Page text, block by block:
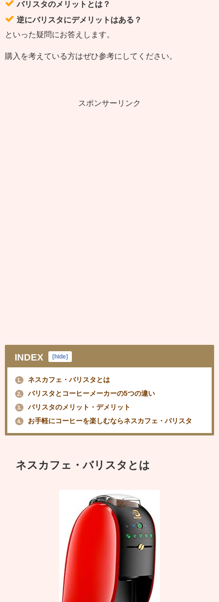
バリスタのメリットとは？
逆にバリスタにデメリットはある？
といった疑問にお答えします。
購入を考えている方はぜひ参考にしてください。
スポンサーリンク
INDEX hide
1. ネスカフェ・バリスタとは
2. バリスタとコーヒーメーカーの5つの違い
3. バリスタのメリット・デメリット
4. お手軽にコーヒーを楽しむならネスカフェ・バリスタ
ネスカフェ・バリスタとは